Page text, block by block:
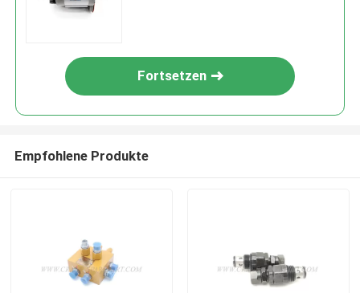
Fortsetzen
Empfohlene Produkte